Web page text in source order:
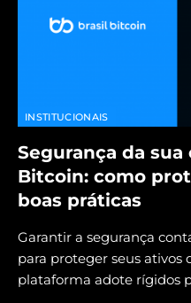
INSTITUCIONAIS
Segurança da sua
Bitcoin: como
boas práticas
Garantir a segurança
para proteger seus ativos
plataforma adote rígidos